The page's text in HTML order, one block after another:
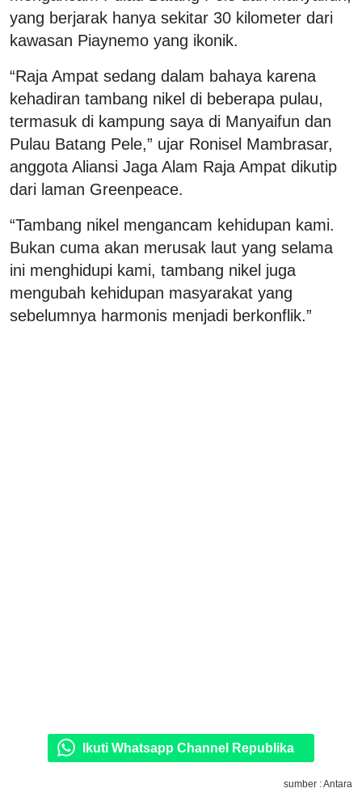
yang berjarak hanya sekitar 30 kilometer dari
kawasan Piaynemo yang ikonik.
“Raja Ampat sedang dalam bahaya karena
kehadiran tambang nikel di beberapa pulau,
termasuk di kampung saya di Manyaifun dan
Pulau Batang Pele,” ujar Ronisel Mambrasar,
anggota Aliansi Jaga Alam Raja Ampat dikutip
dari laman Greenpeace.
“Tambang nikel mengancam kehidupan kami.
Bukan cuma akan merusak laut yang selama
ini menghidupi kami, tambang nikel juga
mengubah kehidupan masyarakat yang
sebelumnya harmonis menjadi berkonflik.”
Ikuti Whatsapp Channel Republika
sumber : Antara